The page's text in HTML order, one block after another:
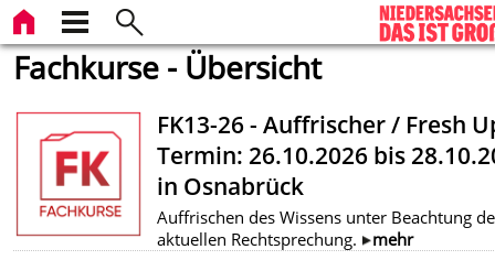
Fachkurse - Übersicht
FK13-26 - Auffrischer / Fresh
Termin: 26.10.2026 bis
in Osnabrück
Auffrischen des Wissens unter Beachtung
aktuellen Rechtsprechung.
mehr